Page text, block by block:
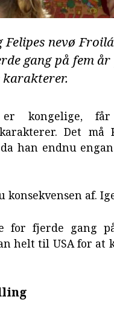
Felipes nevø
gang på fem
karakterer.
kongelige,
Det må
han endnu
af.
for fjerde gang
helt til USA for at